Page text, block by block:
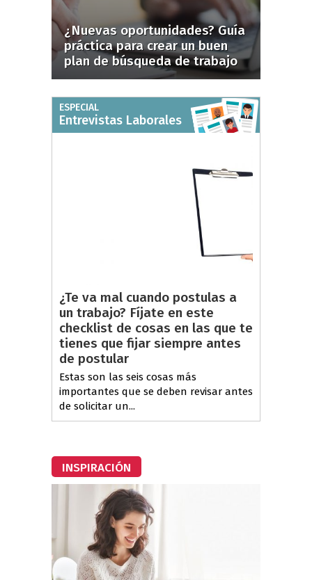
¿Nuevas oportunidades? Guía
práctica para crear un buen
plan de búsqueda de trabajo
ESPECIAL
Entrevistas Laborales
¿Te va mal cuando postulas a
un trabajo? Fíjate en este
checklist de cosas en las que te
tienes que fijar siempre antes
de postular
Estas son las seis cosas más
importantes que se deben revisar antes
de solicitar un...
INSPIRACIÓN